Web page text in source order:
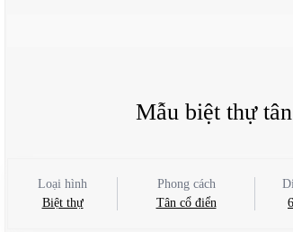
Mẫu biệt thự
Loại hình
Biệt thự
Phong cách
Tân cổ điển